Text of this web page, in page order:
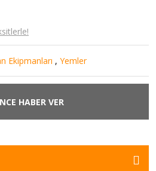
Ekipmanları ,Yemler
HABER VER